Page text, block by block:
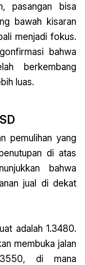
pasangan bisa
bawah kisaran
menjadi fokus.
bahwa
berkembang
luas.
pemulihan yang
di atas
bahwa
jual di dekat
adalah 1.3480.
membuka jalan
di mana